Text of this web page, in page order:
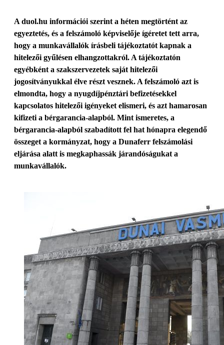
A duol.hu információi szerint a héten megtörtént az
egyeztetés, és a felszámoló képviselője ígéretet tett arra,
hogy a munkavállalók írásbeli tájékoztatót kapnak a
hitelezői gyűlésen elhangzottakról. A tájékoztatón
egyébként a szakszervezetek saját hitelezői
jogosítványukkal élve részt vesznek. A felszámoló azt is
elmondta, hogy a nyugdíjpénztári befizetésekkel
kapcsolatos hitelezői igényeket elismeri, és azt hamarosan
kifizeti a bérgarancia-alapból. Mint ismeretes, a
bérgarancia-alapból szabadított fel hat hónapra elegendő
összeget a kormányzat, hogy a Dunaferr felszámolási
eljárása alatt is megkaphassák járandóságukat a
munkavállalók.